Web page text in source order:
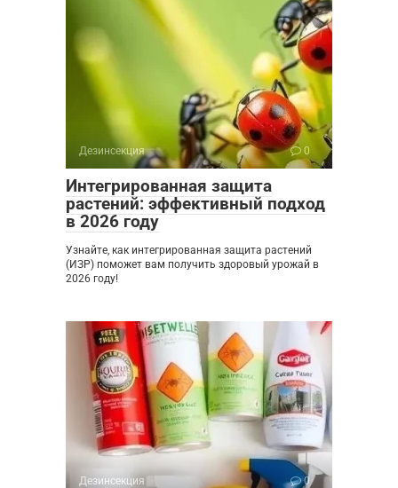
Дезинсекция 0
Интегрированная защита
растений: эффективный подход
в 2026 году
Узнайте, как интегрированная защита растений
(ИЗР) поможет вам получить здоровый урожай в
2026 году!
Дезинсекция 0